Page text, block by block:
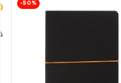
-50%